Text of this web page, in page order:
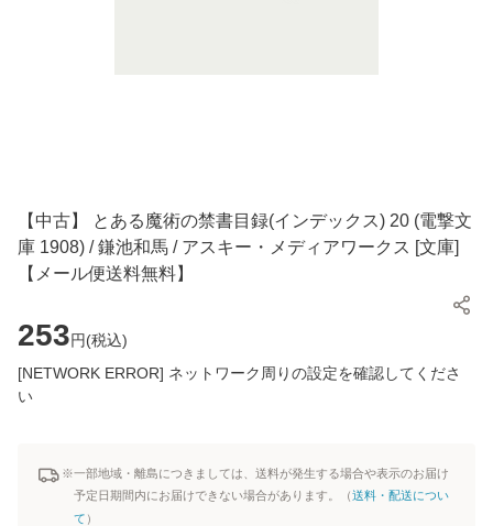
【中古】 とある魔術の禁書目録(インデックス) 20 (電撃文
庫 1908) / 鎌池和馬 / アスキー・メディアワークス [文庫]
【メール便送料無料】
253円(税込)
[NETWORK ERROR] ネットワーク周りの設定を確認してくださ
い
※一部地域・離島につきましては、送料が発生する場合や表示のお届け
予定日期間内にお届けできない場合があります。（送料・配送につい
て ）